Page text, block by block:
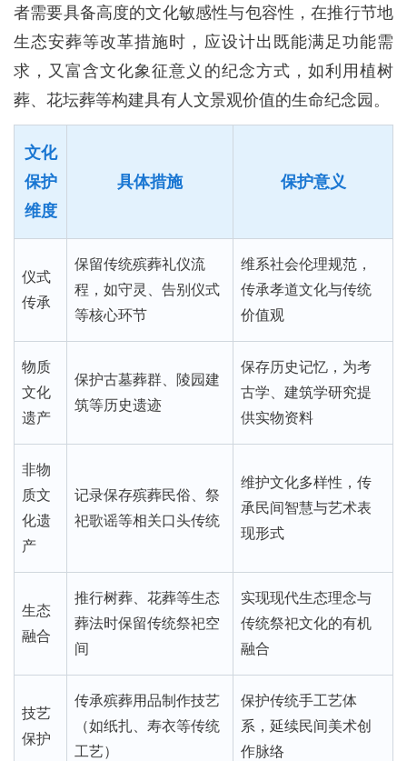
者需要具备高度的文化敏感性与包容性，在推行节地
生态安葬等改革措施时，应设计出既能满足功能需
求，又富含文化象征意义的纪念方式，如利用植树
葬、花坛葬等构建具有人文景观价值的生命纪念园。
文化
保护
维度
具体措施 保护意义
仪式
传承
保留传统殡葬礼仪流
程，如守灵、告别仪式
等核心环节
维系社会伦理规范，
传承孝道文化与传统
价值观
物质
文化
遗产
保护古墓葬群、陵园建
筑等历史遗迹
保存历史记忆，为考
古学、建筑学研究提
供实物资料
非物
质文
化遗
产
记录保存殡葬民俗、祭
祀歌谣等相关口头传统
维护文化多样性，传
承民间智慧与艺术表
现形式
生态
融合
推行树葬、花葬等生态
葬法时保留传统祭祀空
间
实现现代生态理念与
传统祭祀文化的有机
融合
技艺
保护
传承殡葬用品制作技艺
（如纸扎、寿衣等传统
工艺）
保护传统手工艺体
系，延续民间美术创
作脉络